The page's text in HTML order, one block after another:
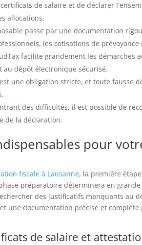
de salaire et de déclarer
allocations.
passe par une documentation
les cotisations de
facilite grandement les démarches
au dépôt électronique sécurisé.
une obligation stricte, et toute fausse
des difficultés, il est possible de
de la déclaration.
pour
fiscale à Lausanne, la première
préparatoire déterminera en
des justificatifs manquants au
une documentation précise et
de salaire et